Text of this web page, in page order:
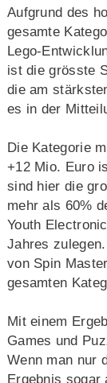
Aufgrund des
gesamte
Lego-
ist die grösste
die am
es in der
Die Kategorie
+12 Mio. Euro
sind hier die
mehr als 60%
Youth
Jahres
von Spin
gesamten
Mit einem
Games und
Wenn man nur
Ergebnis sogar